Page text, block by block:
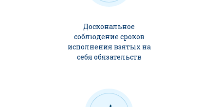
Доскональное
соблюдение сроков
исполнения взятых на
себя обязательств